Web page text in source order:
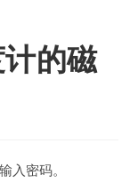
的磁
入密码。